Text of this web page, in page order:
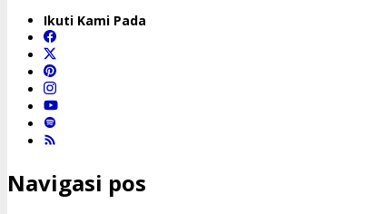
Ikuti Kami Pada
Navigasi pos